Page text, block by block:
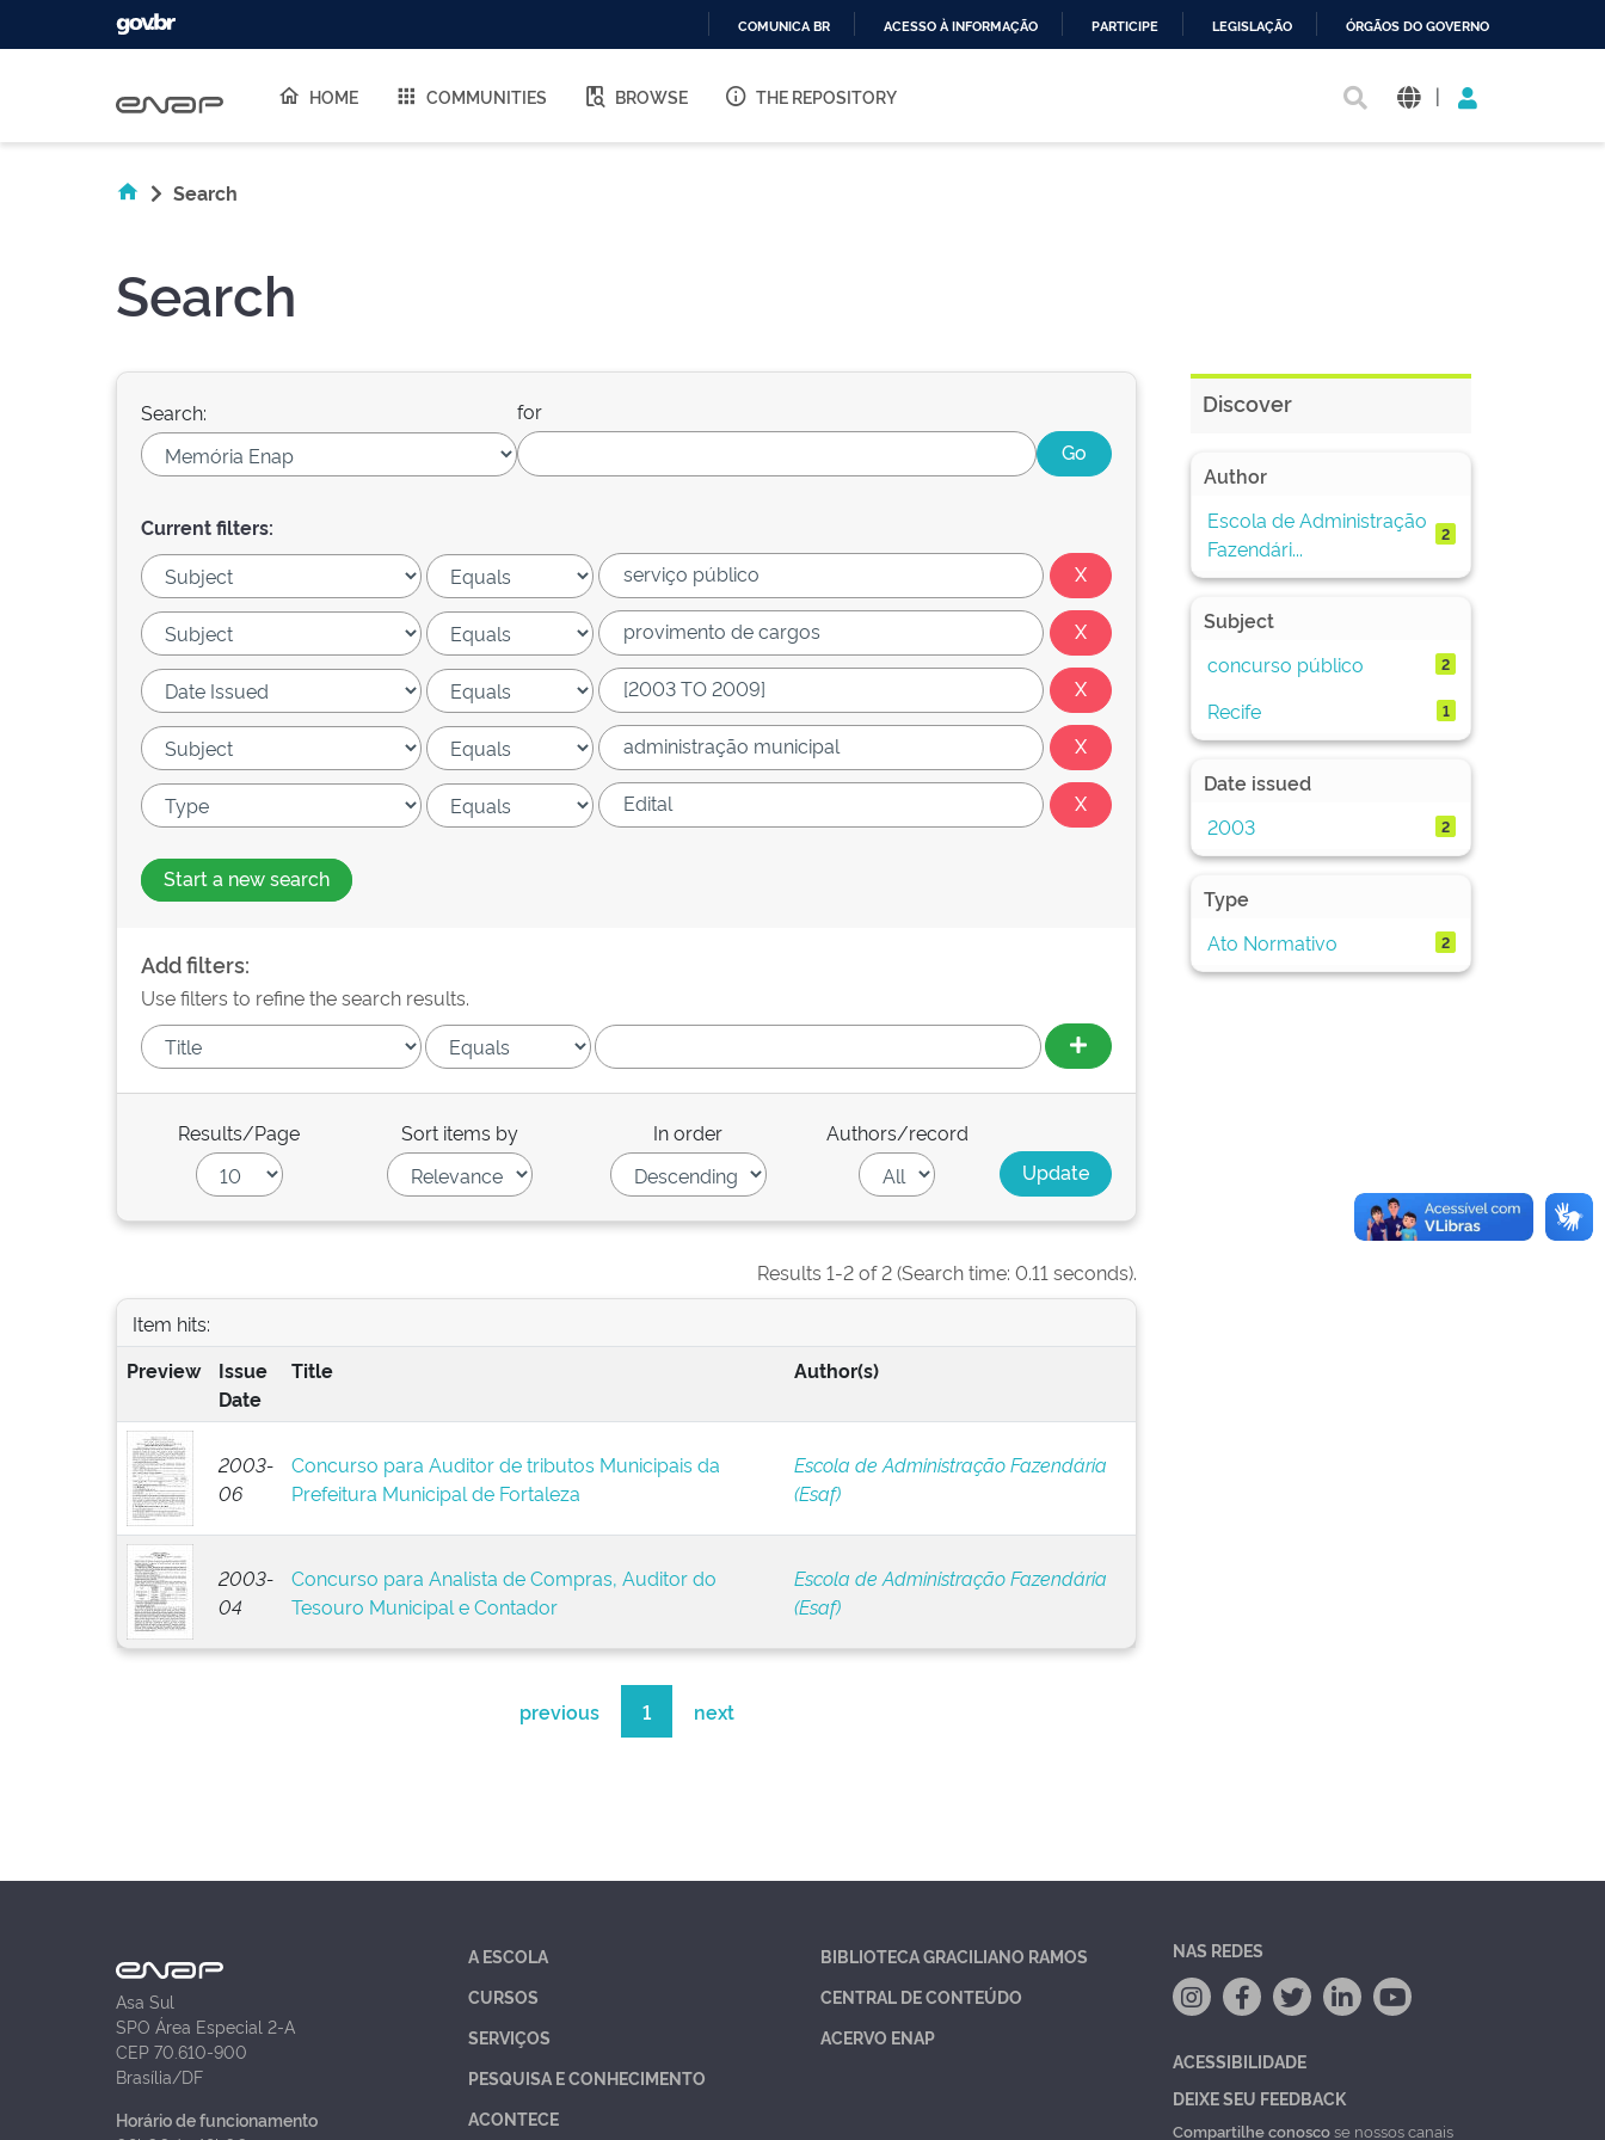
O
COMUNICA BR ACESSO À INFORMAÇÃO PARTICIPE LEGISLAÇÃO ÓRGÃOS DO GOVERNO
HOME COMMUNITIES BROWSE THE REPOSITORY |
Search
Search
Search: for
Current filters:
Start a new search
Add filters:
Use filters to refine the search results.
Results/Page Sort items by In order Authors/record
Results 1-2 of 2 (Search time: 0.11 seconds).
Item hits:
Preview
Issue
Date
Title Author(s)
2003-
06
Concurso para Auditor de tributos Municipais da
Prefeitura Municipal de Fortaleza
Escola de Administração Fazendária
(Esaf)
2003-
04
Concurso para Analista de Compras, Auditor do
Tesouro Municipal e Contador
Escola de Administração Fazendária
(Esaf)
previous 1 next
Discover
Author
Escola de Administração
Fazendári...
2
Subject
concurso público
2
Recife 1
Date issued
2003
2
Type
Ato Normativo
2
Asa Sul
SPO Área Especial 2-A
CEP 70.610-900
Brasília/DF
Horário de funcionamento
A ESCOLA
CURSOS
SERVIÇOS
PESQUISA E CONHECIMENTO
ACONTECE
BIBLIOTECA GRACILIANO RAMOS
CENTRAL DE CONTEÚDO
ACERVO ENAP
NAS REDES
ACESSIBILIDADE
DEIXE SEU FEEDBACK
Compartilhe conoscose nossos canais